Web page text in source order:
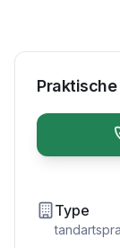
Type